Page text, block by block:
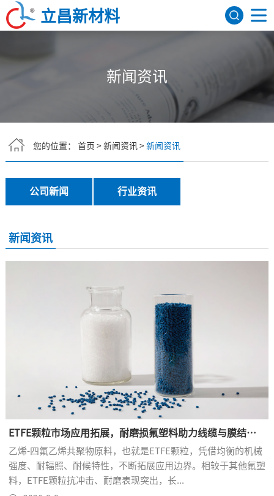
立昌新材料
FEP聚全氟乙丙烯
PFA可熔性聚四氟乙烯
PVDF聚偏氟乙烯
ETFE四氟乙烯共聚物
氟树脂色母
PEEK
应用领域
新闻资讯
行业资讯
公司新闻
联系我们
English
新闻资讯
您的位置： 首页 > 新闻资讯 > 新闻资讯
公司新闻 行业资讯
新闻资讯
ETFE颗粒市场应用拓展，耐磨损氟塑料助力线缆与膜结构产业发展
乙烯-四氟乙烯共聚物原料，也就是ETFE颗粒，凭借均衡的机械
强度、耐辐照、耐候特性，不断拓展应用边界。相较于其他氟塑
料，ETFE颗粒抗冲击、耐磨表现突出，长...